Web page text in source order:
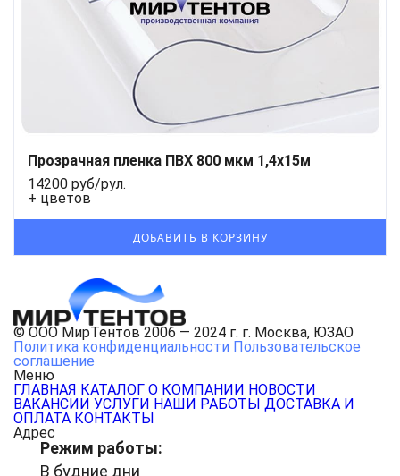
Прозрачная пленка ПВХ 800 мкм 1,4x15м
14200 руб/рул.
+ цветов
© ООО МирТентов 2006 — 2024 г. г. Москва, ЮЗАО
Политика конфиденциальности Пользовательское
соглашение
Меню
ГЛАВНАЯ КАТАЛОГ О КОМПАНИИ НОВОСТИ
ВАКАНСИИ УСЛУГИ НАШИ РАБОТЫ ДОСТАВКА И
ОПЛАТА КОНТАКТЫ
Адрес
Режим работы:
В будние дни